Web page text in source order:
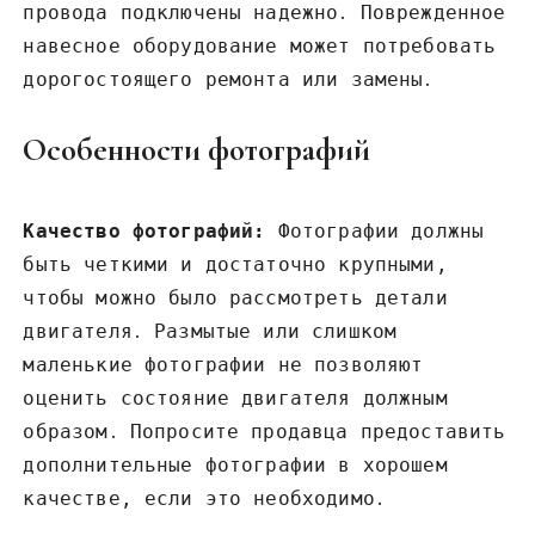
провода подключены надежно․ Поврежденное
навесное оборудование может потребовать
дорогостоящего ремонта или замены․
Особенности фотографий
Качество фотографий:
Фотографии должны
быть четкими и достаточно крупными‚
чтобы можно было рассмотреть детали
двигателя․ Размытые или слишком
маленькие фотографии не позволяют
оценить состояние двигателя должным
образом․ Попросите продавца предоставить
дополнительные фотографии в хорошем
качестве‚ если это необходимо․